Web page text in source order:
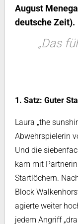
August
deutsche Zeit).
„Das
1. Satz: Guter
Laura „the
Abwehrspielerin
Und die
kam mit
Startlöchern.
Block
agierte weiter
jedem Angriff